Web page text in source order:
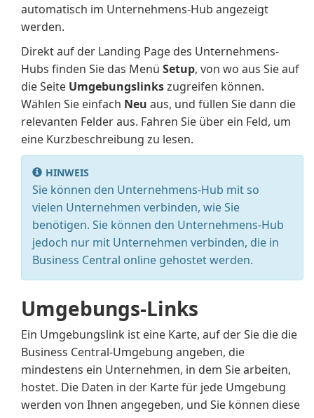
automatisch im Unternehmens-Hub angezeigt
werden.
Direkt auf der Landing Page des Unternehmens-
Hubs finden Sie das Menü Setup, von wo aus Sie auf
die Seite Umgebungslinkszugreifen können.
Wählen Sie einfach Neu aus, und füllen Sie dann die
relevanten Felder aus. Fahren Sie über ein Feld, um
eine Kurzbeschreibung zu lesen.
HINWEIS
Sie können den Unternehmens-Hub mit so
vielen Unternehmen verbinden, wie Sie
benötigen. Sie können den Unternehmens-Hub
jedoch nur mit Unternehmen verbinden, die in
Business Central online gehostet werden.
Umgebungs-Links
Ein Umgebungslink ist eine Karte, auf der Sie die die
Business Central-Umgebung angeben, die
mindestens ein Unternehmen, in dem Sie arbeiten,
hostet. Die Daten in der Karte für jede Umgebung
werden von Ihnen angegeben, und Sie können diese